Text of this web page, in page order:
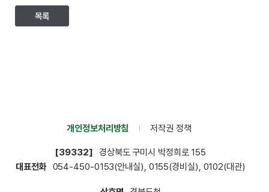
목록
개인정보처리방침 저작권 정책
[39332] 경상북도 구미시 박정희로 155
대표전화
054-450-0153(안내실), 0155(경비실), 0102(대관)